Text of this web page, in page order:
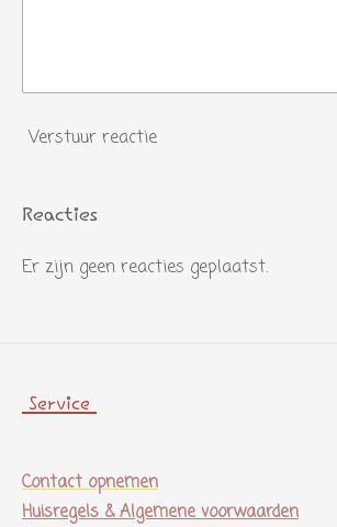
Verstuur reactie
Reacties
Er zijn geen reacties geplaatst.
Service
Contact opnemen
Huisregels & Algemene voorwaarden